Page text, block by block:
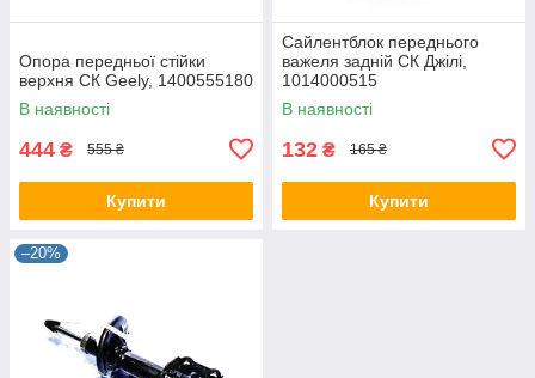
Опора передньої стійки
верхня СК Geely, 1400555180
В наявності
444 ₴ 555 ₴
Купити
Сайлентблок переднього
важеля задній СК Джілі,
1014000515
В наявності
132 ₴ 165 ₴
Купити
–20%